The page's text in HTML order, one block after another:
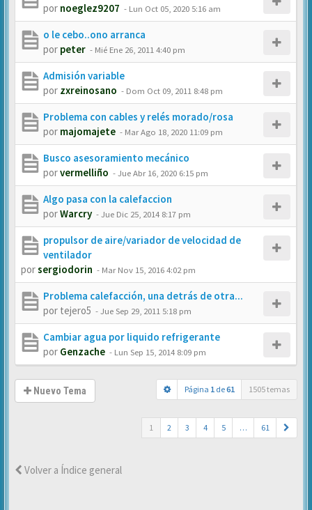
por noeglez9207 - Lun Oct 05, 2020 5:16 am
o le cebo..ono arranca
por peter - Mié Ene 26, 2011 4:40 pm
Admisión variable
por zxreinosano - Dom Oct 09, 2011 8:48 pm
Problema con cables y relés morado/rosa
por majomajete - Mar Ago 18, 2020 11:09 pm
Busco asesoramiento mecánico
porvermelliño -Jue Abr 16, 2020 6:15 pm
Algo pasa con la calefaccion
porWarcry -Jue Dic 25, 2014 8:17 pm
propulsor de aire/variador de velocidad de
ventilador
porsergiodorin - Mar Nov 15, 2016 4:02 pm
Problema calefacción, una detrás de otra...
por tejero5 -Jue Sep 29, 2011 5:18 pm
Cambiar agua por liquido refrigerante
por Genzache - Lun Sep 15, 2014 8:09 pm
Nuevo Tema Página 1 de61 1505 temas
1 2 3 4 5 … 61
Volver a Índice general